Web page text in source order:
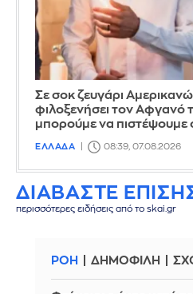
Σε σοκ ζευγάρι
φιλοξενήσει τον Αφγανό
μπορούμε να πιστέψουμε
ΕΛΛΑΔΑ 08:39, 07.08.2026
ΔΙΑΒΑΣΤΕ
περισσότερες ειδήσεις από το skai.gr
ΡΟΗ ΔΗΜΟΦΙΛΗ